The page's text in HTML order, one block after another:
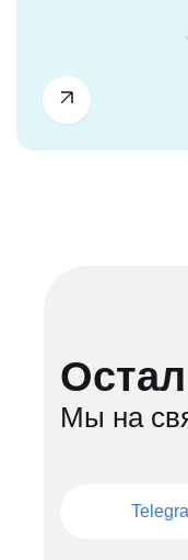
Мы на